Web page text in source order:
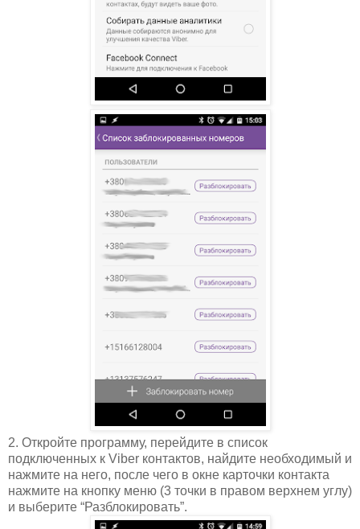
2. Откройте программу, перейдите в список
подключенных к Viber контактов, найдите необходимый и
нажмите на него, после чего в окне карточки контакта
нажмите на кнопку меню (3 точки в правом верхнем углу)
и выберите “Разблокировать”.